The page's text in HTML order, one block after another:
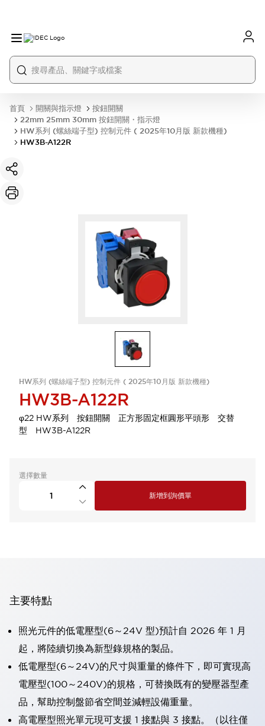
首頁 開關與指示燈
按鈕開關
22mm 25mm 30mm 按鈕開關・指示燈
HW系列 (螺絲端子型) 控制元件 ( 2025年10月版 新款機種)
HW3B-A122R
HW系列 (螺絲端子型) 控制元件 ( 2025年10月版 新款機種)
HW3B-A122R
φ22 HW系列 按鈕開關 正方形固定框圓形平頭形 交替
型 HW3B-A122R
選擇數量
新增到詢價單
主要特點
照光元件的低電壓型(6～24V 型)預計自 2026 年 1 月
起，將陸續切換為新型錄規格的製品。
低電壓型(6～24V)的尺寸與重量的條件下，即可實現高
電壓型(100～240V)的規格，可替換既有的變壓器型產
品，幫助控制盤節省空間並減輕設備重量。
高電壓型照光單元現可支援 1 接點與 3 接點。（以往僅